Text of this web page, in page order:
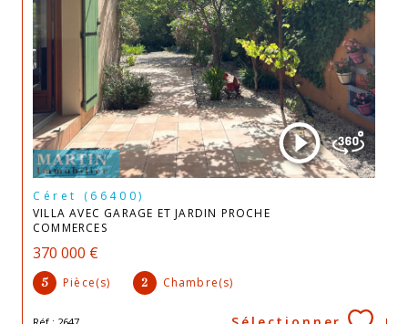
Céret (66400)
VILLA AVEC GARAGE ET JARDIN PROCHE
COMMERCES
370 000 €
5 Pièce(s) 2 Chambre(s)